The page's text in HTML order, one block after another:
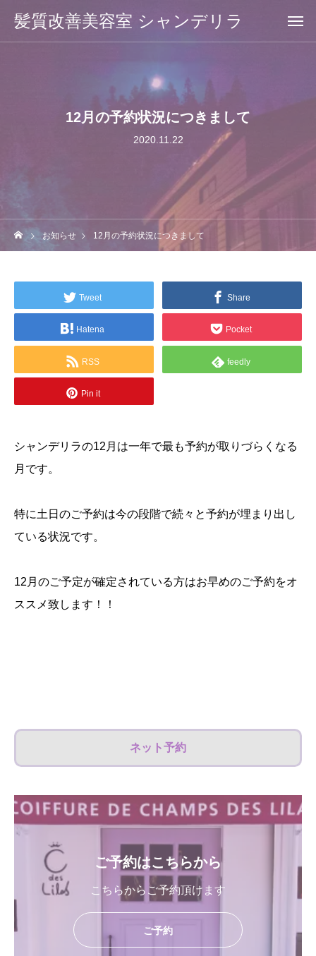
髪質改善美容室 シャンデリラ
12月の予約状況につきまして
2020.11.22
お知らせ 12月の予約状況につきまして
Tweet Share
Hatena Pocket
RSS feedly
Pin it
シャンデリラの12月は一年で最も予約が取りづらくなる
月です。
特に土日のご予約は今の段階で続々と予約が埋まり出し
ている状況です。
12月のご予定が確定されている方はお早めのご予約をオ
ススメ致します！！
ネット予約
ご予約はこちらから
こちらからご予約頂けます
ご予約